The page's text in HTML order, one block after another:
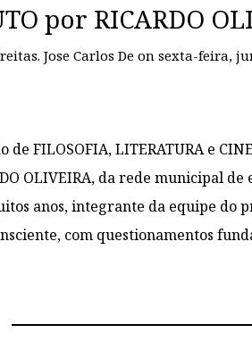
por RICARDO
Jose Carlos De on sexta-feira,
de FILOSOFIA, LITERATURA e
OLIVEIRA, da rede municipal
anos, integrante da equipe do
com questionamentos